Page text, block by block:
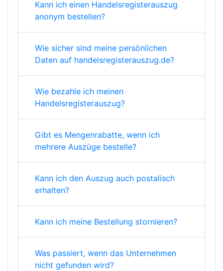
Kann ich einen Handelsregisterauszug
anonym bestellen?
Wie sicher sind meine persönlichen
Daten auf handelsregisterauszug.de?
Wie bezahle ich meinen
Handelsregisterauszug?
Gibt es Mengenrabatte, wenn ich
mehrere Auszüge bestelle?
Kann ich den Auszug auch postalisch
erhalten?
Kann ich meine Bestellung stornieren?
Was passiert, wenn das Unternehmen
nicht gefunden wird?